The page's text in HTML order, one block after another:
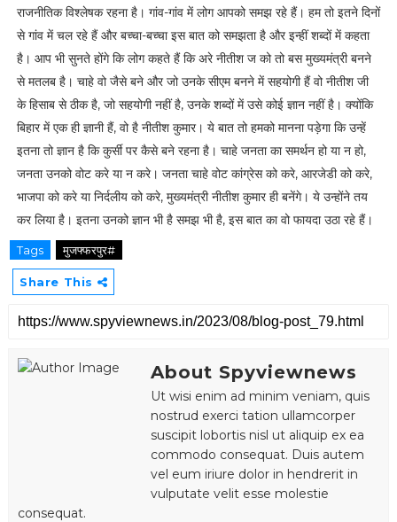
राजनीतिक विश्लेषक रहना है। गांव-गांव में लोग आपको समझ रहे हैं। हम तो इतने दिनों
से गांव में चल रहे हैं और बच्चा-बच्चा इस बात को समझता है और इन्हीं शब्दों में कहता
है। आप भी सुनते होंगे कि लोग कहते हैं कि अरे नीतीश ज को तो बस मुख्यमंत्री बनने
से मतलब है। चाहे वो जैसे बने और जो उनके सीएम बनने में सहयोगी हैं वो नीतीश जी
के हिसाब से ठीक है, जो सहयोगी नहीं है, उनके शब्दों में उसे कोई ज्ञान नहीं है। क्योंकि
बिहार में एक ही ज्ञानी हैं, वो है नीतीश कुमार। ये बात तो हमको मानना पड़ेगा कि उन्हें
इतना तो ज्ञान है कि कुर्सी पर कैसे बने रहना है। चाहे जनता का समर्थन हो या न हो,
जनता उनको वोट करे या न करे। जनता चाहे वोट कांग्रेस को करे, आरजेडी को करे,
भाजपा को करे या निर्दलीय को करे, मुख्यमंत्री नीतीश कुमार ही बनेंगे। ये उन्होंने तय
कर लिया है। इतना उनको ज्ञान भी है समझ भी है, इस बात का वो फायदा उठा रहे हैं।
Tags मुजफ्फरपुर#
Share This
About Spyviewnews
Ut wisi enim ad minim veniam, quis
nostrud exerci tation ullamcorper
suscipit lobortis nisl ut aliquip ex ea
commodo consequat. Duis autem
vel eum iriure dolor in hendrerit in
vulputate velit esse molestie
consequat.